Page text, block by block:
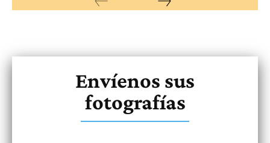
Envíenos sus
fotografías